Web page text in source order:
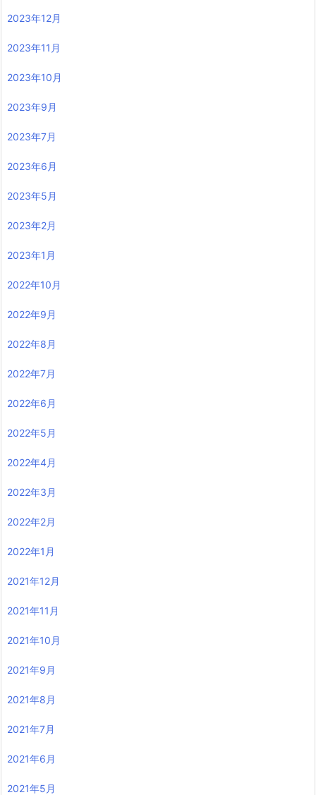
2023年12月
2023年11月
2023年10月
2023年9月
2023年7月
2023年6月
2023年5月
2023年2月
2023年1月
2022年10月
2022年9月
2022年8月
2022年7月
2022年6月
2022年5月
2022年4月
2022年3月
2022年2月
2022年1月
2021年12月
2021年11月
2021年10月
2021年9月
2021年8月
2021年7月
2021年6月
2021年5月